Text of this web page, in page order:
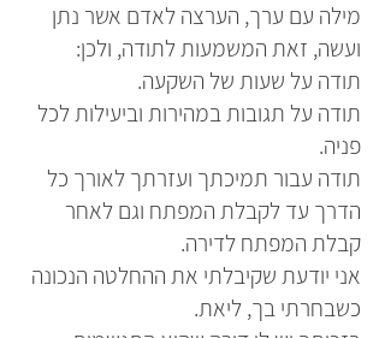
מילה עם ערך, הערצה לאדם אשר נתן
ועשה, זאת המשמעות לתודה, ולכן:
תודה על שעות של השקעה.
תודה על תגובות במהירות וביעילות לכל
פניה.
תודה עבור תמיכתך ועזרתך לאורך כל
הדרך עד לקבלת המפתח וגם לאחר
קבלת המפתח לדירה.
אני יודעת שקיבלתי את ההחלטה הנכונה
כשבחרתי בך, ליאת.